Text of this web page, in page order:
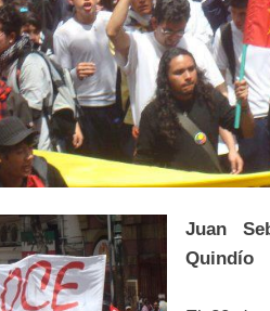
Juan
Quindío